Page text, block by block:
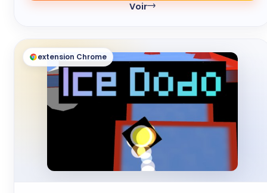
Voir
extension Chrome